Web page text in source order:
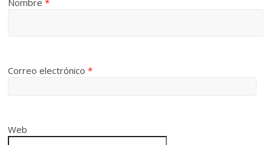
Nombre*
Correo electrónico*
Web